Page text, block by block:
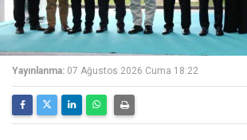
Yayınlanma: 07 Ağustos 2026 Cuma 18:22